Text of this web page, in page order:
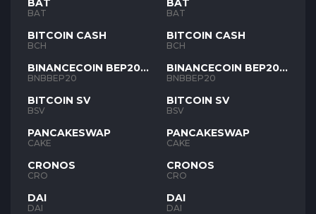
BAT
BAT
BITCOIN CASH
BCH
BINANCECOIN BEP20
BNB
BNBBEP20
BITCOIN SV
BSV
PANCAKESWAP
CAKE
CRONOS
CRO
DAI
DAI
BAT
BAT
BITCOIN CASH
BCH
BINANCECOIN BEP20
BNB
BNBBEP20
BITCOIN SV
BSV
PANCAKESWAP
CAKE
CRONOS
CRO
DAI
DAI